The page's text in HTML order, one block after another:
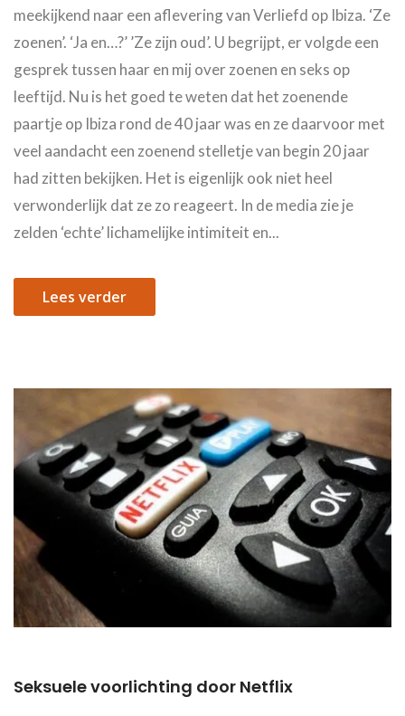
meekijkend naar een aflevering van Verliefd op Ibiza. ‘Ze
zoenen’. ‘Ja en…?’ ’Ze zijn oud’. U begrijpt, er volgde een
gesprek tussen haar en mij over zoenen en seks op
leeftijd. Nu is het goed te weten dat het zoenende
paartje op Ibiza rond de 40 jaar was en ze daarvoor met
veel aandacht een zoenend stelletje van begin 20 jaar
had zitten bekijken. Het is eigenlijk ook niet heel
verwonderlijk dat ze zo reageert. In de media zie je
zelden ‘echte’ lichamelijke intimiteit en...
Lees verder
Seksuele voorlichting door Netflix